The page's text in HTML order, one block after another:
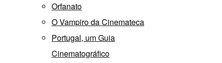
Orfanato
O Vampiro da Cinemateca
Portugal, um Guia
Cinematográfico